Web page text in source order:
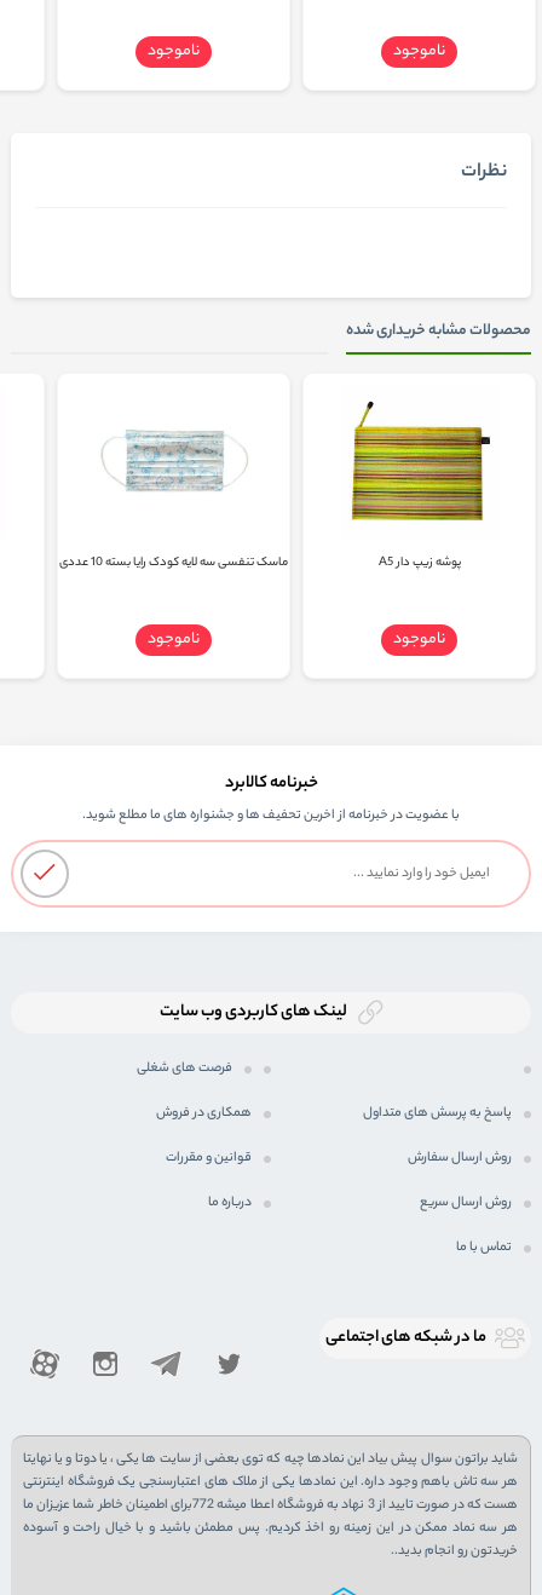
ناموجود ناموجود
نظرات
محصولات مشابه خریداری شده
پوشه زیپ دار A5
ناموجود
ماسک تنفسی سه لایه کودک رایا بسته 10 عددی
ناموجود
خبرنامه کالابرد
با عضویت در خبرنامه از اخرین تحفیف ها و جشنواره های ما مطلع شوید.
لینک های کاربردی وب سایت
فرصت های شغلی
پاسخ به پرسش های متداول همکاری در فروش
روش ارسال سفارش قوانین و مقررات
روش ارسال سریع درباره ما
تماس با ما
ما در شبكه های اجتماعی
شاید براتون سوال پیش بیاد این نمادها چیه که توی بعضی از سایت ها یکی ، یا دوتا و یا نهایتا
هر سه تاش باهم وجود داره. این نمادها یکی از ملاک های اعتبارسنجی یک فروشگاه اینترنتی
هست که در صورت تایید از 3 نهاد به فروشگاه اعطا میشه 772برای اطمینان خاطر شما عزیزان ما
هر سه نماد ممکن در این زمینه رو اخذ کردیم. پس مطمئن باشید و با خیال راحت و آسوده
خریدتون رو انجام بدید..